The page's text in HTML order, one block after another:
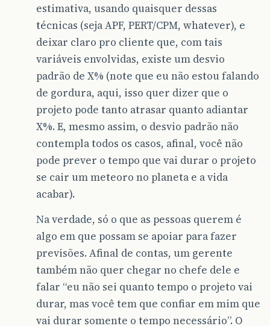
estimativa, usando quaisquer dessas
técnicas (seja APF, PERT/CPM, whatever), e
deixar claro pro cliente que, com tais
variáveis envolvidas, existe um desvio
padrão de X% (note que eu não estou falando
de gordura, aqui, isso quer dizer que o
projeto pode tanto atrasar quanto adiantar
X%. E, mesmo assim, o desvio padrão não
contempla todos os casos, afinal, você não
pode prever o tempo que vai durar o projeto
se cair um meteoro no planeta e a vida
acabar).
Na verdade, só o que as pessoas querem é
algo em que possam se apoiar para fazer
previsões. Afinal de contas, um gerente
também não quer chegar no chefe dele e
falar “eu não sei quanto tempo o projeto vai
durar, mas você tem que confiar em mim que
vai durar somente o tempo necessário”. O